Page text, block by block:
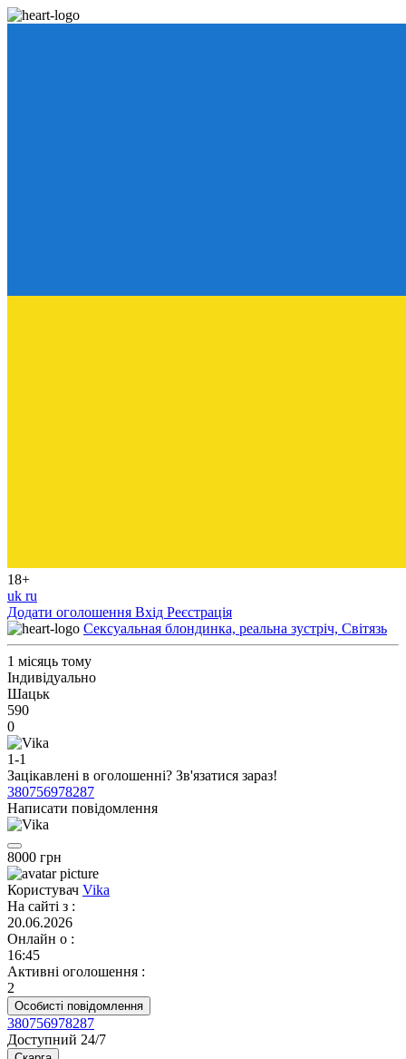
18+
uk ru
Додати оголошення Вхід Реєстрація
Сексуальная блондинка, реальна зустріч, Світязь
1 місяць тому
Індивідуально
Шацьк
590
0
1-1
Зацікавлені в оголошенні? Зв'язатися зараз!
380756978287
Написати повідомлення
8000 грн
Користувач Vika
На сайті з :
20.06.2026
Онлайн о :
16:45
Активні оголошення :
2
Особисті повідомлення
380756978287
Доступний 24/7